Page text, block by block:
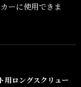
ーに使用できま
用ロングスクリュー